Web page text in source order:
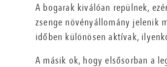
A bogarak kiválóan repülnek,
zsenge növényállomány jelenik
időben különösen aktívak,
A másik ok, hogy elsősorban a